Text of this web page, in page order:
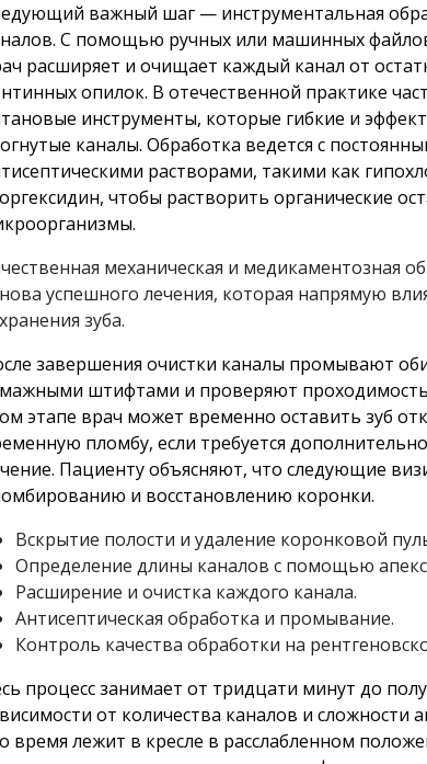
важный шаг — инструментальная
С помощью ручных или машинных
расширяет и очищает каждый канал от
опилок. В отечественной практике
инструменты, которые гибкие и
каналы. Обработка ведется с
растворами, такими как
чтобы растворить органические
механическая и медикаментозная
успешного лечения, которая напрямую
зуба.
завершения очистки каналы промывают
штифтами и проверяют
этапе врач может временно оставить зуб
пломбу, если требуется
Пациенту объясняют, что следующие
и восстановлению коронки.
Вскрытие полости и удаление коронковой
Определение длины каналов с помощью
Расширение и очистка каждого канала.
Антисептическая обработка и промывание.
Контроль качества обработки на
процесс занимает от тридцати минут до
от количества каналов и сложности
время лежит в кресле в расслабленном